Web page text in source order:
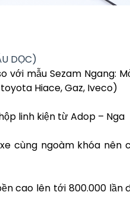
DỌC)
với mẫu Sezam Ngang:
Hiace, Gaz, Iveco)
linh kiện từ Adop – Nga
cùng ngoàm khóa nên
cao lên tới 800.000 lần